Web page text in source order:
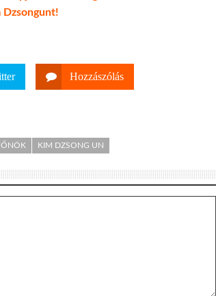
Dzsongunt!
Hozzászólás
KIM DZSONG UN